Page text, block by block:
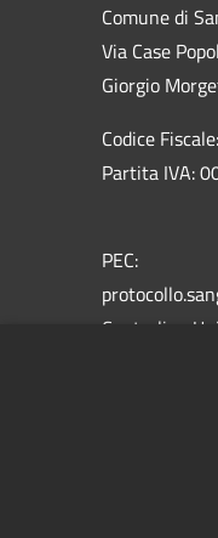
Comune di
Via Case
Giorgio
Codice
Partita IVA:
PEC:
Centralino